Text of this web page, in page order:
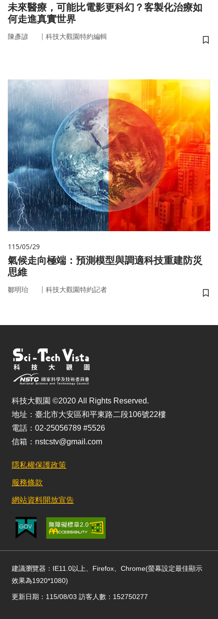
未來醫療，可能比電影更科幻？客製化治療如
何走進真實世界
陳彥諺 ｜ 科技大觀園特約編輯
儲
115/05/29
氣候走向極端：預測模型與調適科技重建防災
思維
鄒明珆 ｜ 科技大觀園特約記者
儲
科技大觀園 ©2020 All Rights Reserved.
地址：臺北市大安區和平東路二段106號22樓
電話：02-25056789 #5526
信箱：nstcstv@gmail.com
隱私權保護政策
服務條款
網站資料開放宣告
建議瀏覽器：IE11.0以上、Firefox、Chrome(螢幕設定最佳顯示
效果為1920*1080)
更新日期：115/08/03 訪客人數：152750277